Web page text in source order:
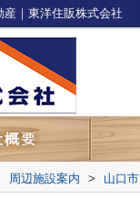
｜東洋住販株式会社
周辺施設案内 > 山口市